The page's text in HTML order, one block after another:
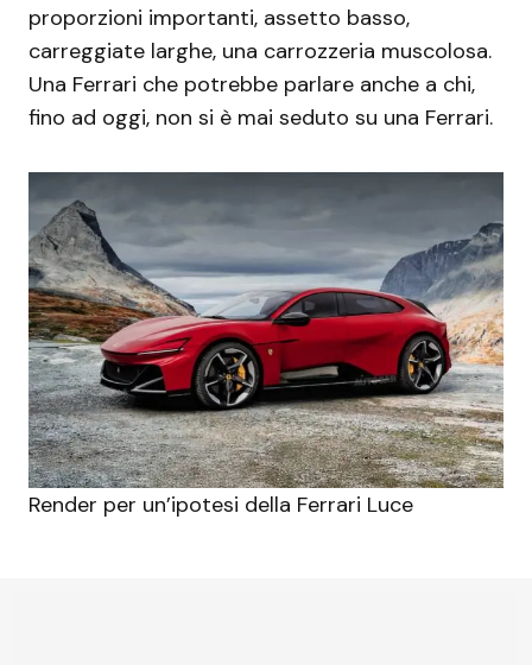
proporzioni importanti, assetto basso,
carreggiate larghe, una carrozzeria muscolosa.
Una Ferrari che potrebbe parlare anche a chi,
fino ad oggi, non si è mai seduto su una Ferrari.
Render per un’ipotesi della Ferrari Luce